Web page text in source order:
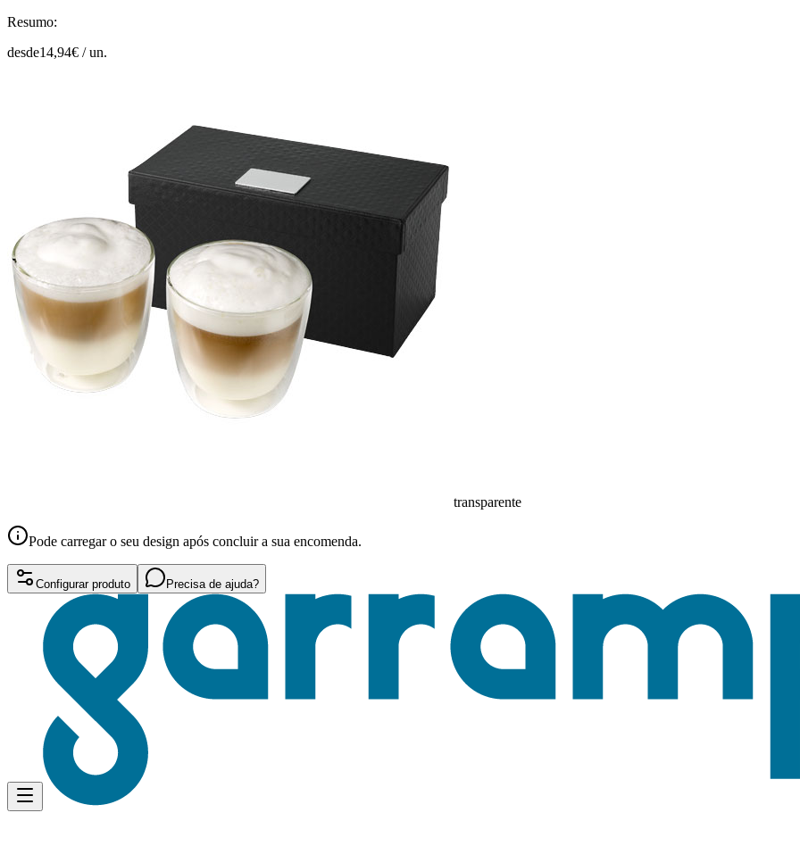
Resumo:
desde14,94€ /un.
transparente
Pode carregar o seu design após concluir a sua encomenda.
Configurar produto Precisa de ajuda?